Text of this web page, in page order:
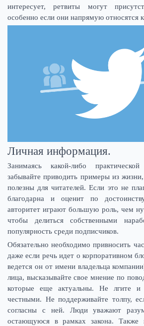
интересует, ретвиты могут
особенно если они напрямую относятся
Личная информация.
Занимаясь какой-либо
забывайте приводить примеры из
полезны для читателей. Если это не
благодарна и оценит по
авторитет играют большую роль, чем
чтобы делиться собственными
популярность среди подписчиков.
Обязательно необходимо привносить
даже если речь идет о корпоративном
ведется он от имени владельца
лица, высказывайте свое мнение по
которые еще актуальны. Не лгите и
честными. Не поддерживайте толпу,
согласны с ней. Люди уважают
остающуюся в рамках закона. Также